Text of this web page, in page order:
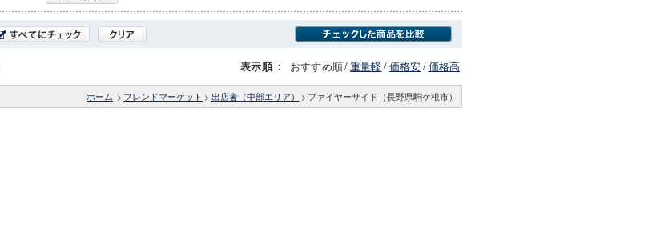
表示順 ： おすすめ順/重量軽/価格安/価格高
ホーム > フレンドマーケット > 出店者（中部エリア） > ファイヤーサイド（長野県駒ケ根市）